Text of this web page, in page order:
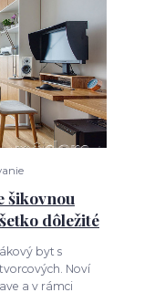
šikovnou
dôležité
byt s
Noví
a v rámci